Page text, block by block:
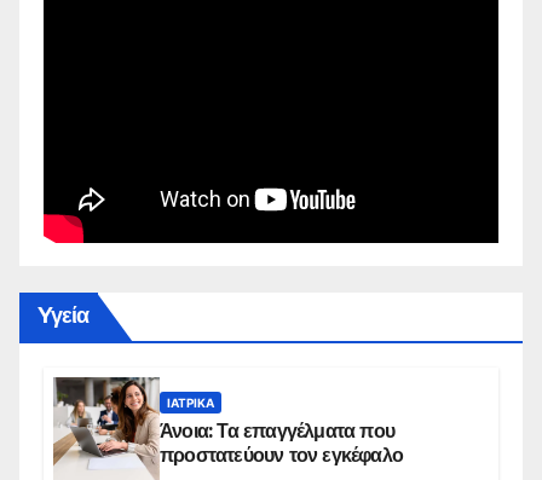
Yγεία
ΙΑΤΡΙΚΆ
Άνοια: Τα επαγγέλματα που
προστατεύουν τον εγκέφαλο